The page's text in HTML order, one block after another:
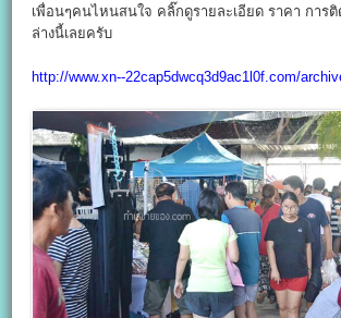
เพื่อนๆคนไหนสนใจ คลิ๊กดูรายละเอียด ราคา การ
ล่างนี้เลยครับ
http://www.xn--22cap5dwcq3d9ac1l0f.com/